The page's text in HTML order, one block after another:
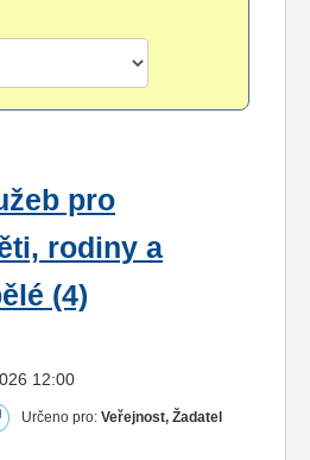
pro
rodiny a
(4)
12:00
Určeno pro: Veřejnost, Žadatel